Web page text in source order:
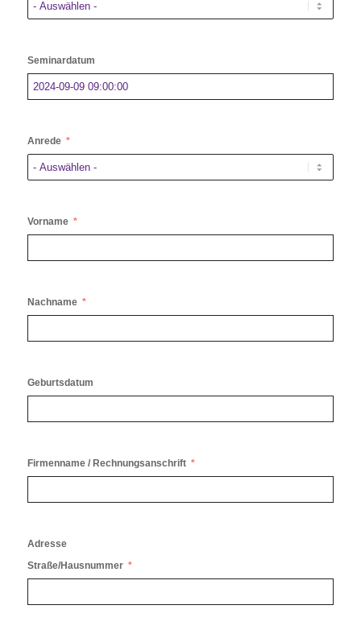
Seminardatum
Anrede
Vorname
Nachname
Geburtsdatum
Firmenname / Rechnungsanschrift
Adresse
Straße/Hausnummer